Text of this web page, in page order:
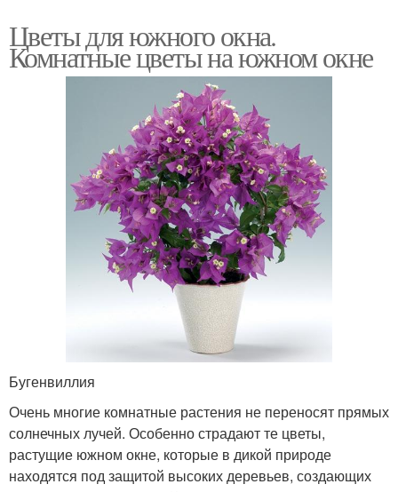
Цветы для южного окна.
Комнатные цветы на южном окне
Бугенвиллия
Очень многие комнатные растения не переносят прямых
солнечных лучей. Особенно страдают те цветы,
растущие южном окне, которые в дикой природе
находятся под защитой высоких деревьев, создающих